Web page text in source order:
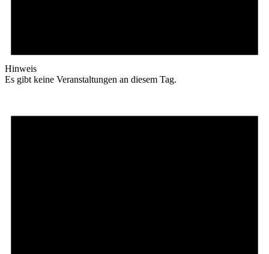
Hinweis
Es gibt keine Veranstaltungen an diesem Tag.